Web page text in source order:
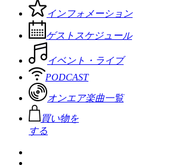
インフォメーション
ゲストスケジュール
イベント・ライブ
PODCAST
オンエア楽曲一覧
買い物を
する